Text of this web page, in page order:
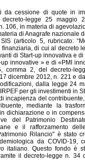
da cessione di quote in
decreto-legge 25 maggio
106, in materia di
di Anagrafe nazionale
(articolo 5, rubricato:
di cui al decreto
di Start-up innovativa e
innovative » e di «PMI
comma 2, del decreto-
dicembre 2012, n. 221 e
dalla legge 24
per gli investimenti in
incapienza del
mediante la
dichiarazione o in
del Patrimonio
e il rafforzamento
Rilancio" è stato
da COVID-
italiano. Questo fondo è
il decreto-legge n. 34